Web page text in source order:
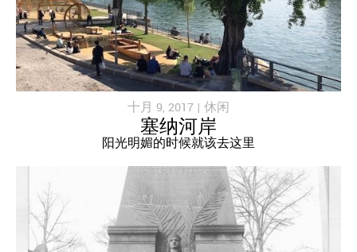
十月 9, 2017 | 休闲
塞纳河岸
阳光明媚的时候就该去这里